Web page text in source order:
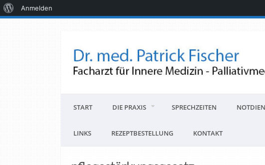
Anmelden
START DIE PRAXIS SPRECHZEITEN
LINKS REZEPTBESTELLUNG KONTAKT